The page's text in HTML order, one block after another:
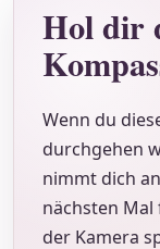
Hol dir
Wenn du
durchgehen
nimmt dich
nächsten
der Kamera